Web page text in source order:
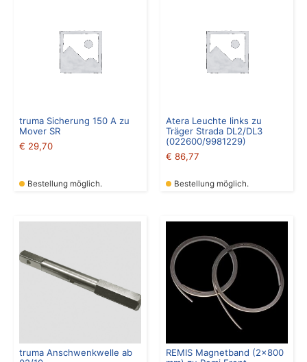
truma Sicherung 150 A zu
Mover SR
€ 29,70
Bestellung möglich.
Atera Leuchte links zu
Träger Strada DL2/DL3
(022600/9981229)
€ 86,77
Bestellung möglich.
truma Anschwenkwelle ab
REMIS Magnetband (2×800